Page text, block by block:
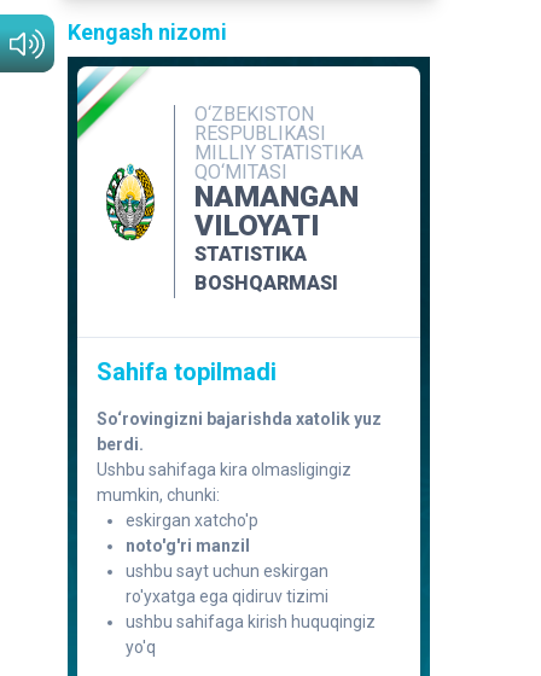
Kengash nizomi